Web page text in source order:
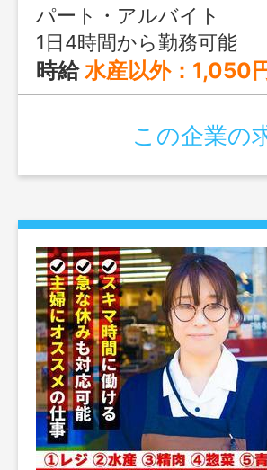
パート・アルバイト
1日4時間から勤務可能
時給水産以外：1,050円～1,110円（8:00～18:00） 1,070円～1,130円（その他の時間帯） 時給 水産のみ：1,090円～1,150円（8:00～18:00） 1,110
この企業の